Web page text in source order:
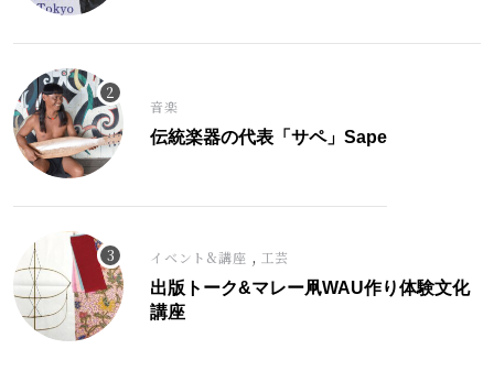
音楽
伝統楽器の代表「サペ」Sape
イベント&講座 , 工芸
出版トーク&マレー凧WAU作り体験文化
講座